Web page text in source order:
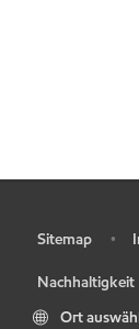
Sitemap •
Nachhaltigkeit
Ort